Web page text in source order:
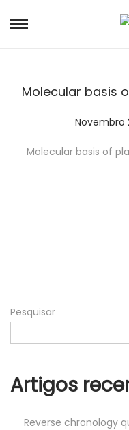
Molecular basis
Posted on
Novembro
Molecular basis of
Pesquisar
Artigos
Reverse chronology